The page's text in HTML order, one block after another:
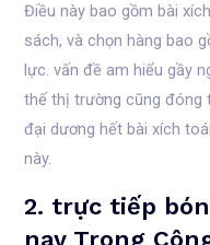
Điều này bao gồm bài
sách, và chọn hàng bao
lực. vấn đề am hiểu gầy
thế thị trường cũng đóng
đại dương hết bài xích
này.
2. trực tiếp
nay Trong